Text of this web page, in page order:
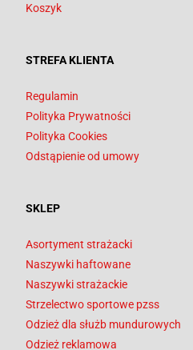
Koszyk
STREFA KLIENTA
Regulamin
Polityka Prywatności
Polityka Cookies
Odstąpienie od umowy
SKLEP
Asortyment strażacki
Naszywki haftowane
Naszywki strażackie
Strzelectwo sportowe pzss
Odzież dla służb mundurowych
Odzież reklamowa